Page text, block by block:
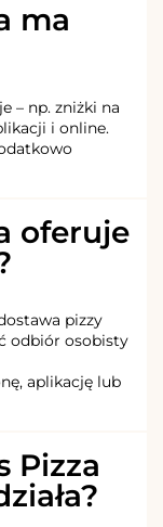
ma
– np. zniżki na
i online.
oferuje
pizzy
odbiór osobisty
aplikację lub
Pizza